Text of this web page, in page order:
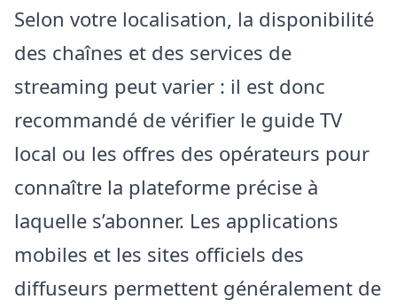
Selon votre localisation, la disponibilité
des chaînes et des services de
streaming peut varier : il est donc
recommandé de vérifier le guide TV
local ou les offres des opérateurs pour
connaître la plateforme précise à
laquelle s’abonner. Les applications
mobiles et les sites officiels des
diffuseurs permettent généralement de